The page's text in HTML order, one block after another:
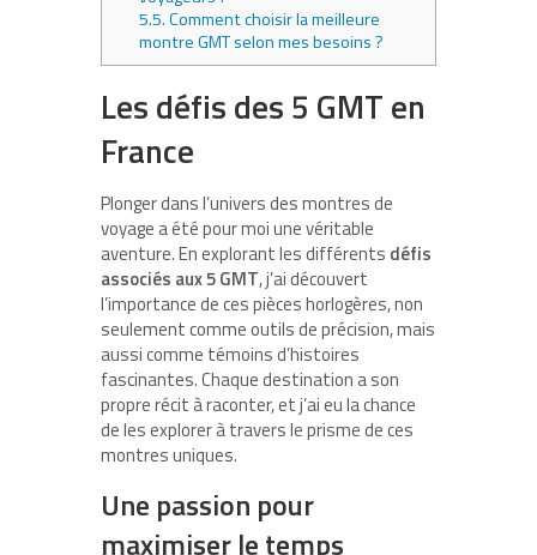
5.5.Comment choisir la meilleure
montre GMT selon mes besoins ?
Les défis des 5 GMT en
France
Plonger dans l’univers des montres de
voyage a été pour moi une véritable
aventure. En explorant les différents défis
associés aux 5 GMT, j’ai découvert
l’importance de ces pièces horlogères, non
seulement comme outils de précision, mais
aussi comme témoins d’histoires
fascinantes. Chaque destination a son
propre récit à raconter, et j’ai eu la chance
de les explorer à travers le prisme de ces
montres uniques.
Une passion pour
maximiser le temps